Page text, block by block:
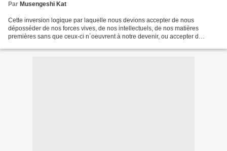
Par Musengeshi Kat
Cette inversion logique par laquelle nous devions accepter de nous
déposséder de nos forces vives, de nos intellectuels, de nos matières
premières sans que ceux-ci n´oeuvrent à notre devenir, ou accepter d